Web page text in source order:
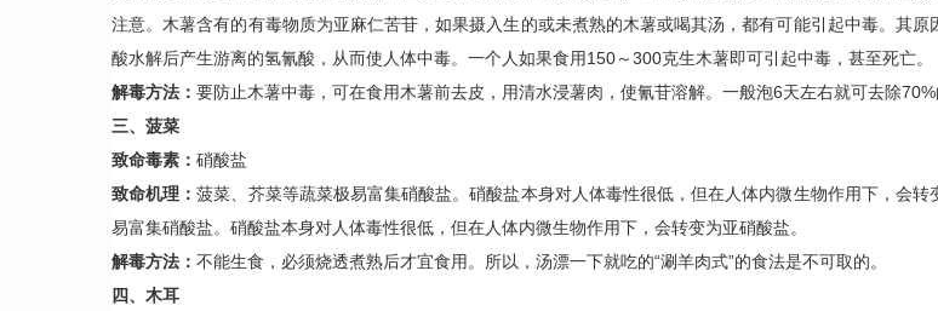
注意。木薯含有的有毒物质为亚麻仁苦苷，如果摄入生的或未煮熟的木薯或喝其汤，都有可能引起中毒。其原
酸水解后产生游离的氢氰酸，从而使人体中毒。一个人如果食用150～300克生木薯即可引起中毒，甚至死亡。
解毒方法： 要防止木薯中毒，可在食用木薯前去皮，用清水浸薯肉，使氰苷溶解。一般泡6天左右就可去除70%
三、 菠菜
致命毒素： 硝酸盐
致命机理：菠菜、芥菜等蔬菜极易富集硝酸盐。硝酸盐本身对人体毒性很低，但在人体内微生物作用下，会
易富集硝酸盐。硝酸盐本身对人体毒性很低，但在人体内微生物作用下，会转变为亚硝酸盐。
解毒方法： 不能生食，必须烧透煮熟后才宜食用。所以，汤漂一下就吃的“涮羊肉式”的食法是不可取的。
四、 木耳